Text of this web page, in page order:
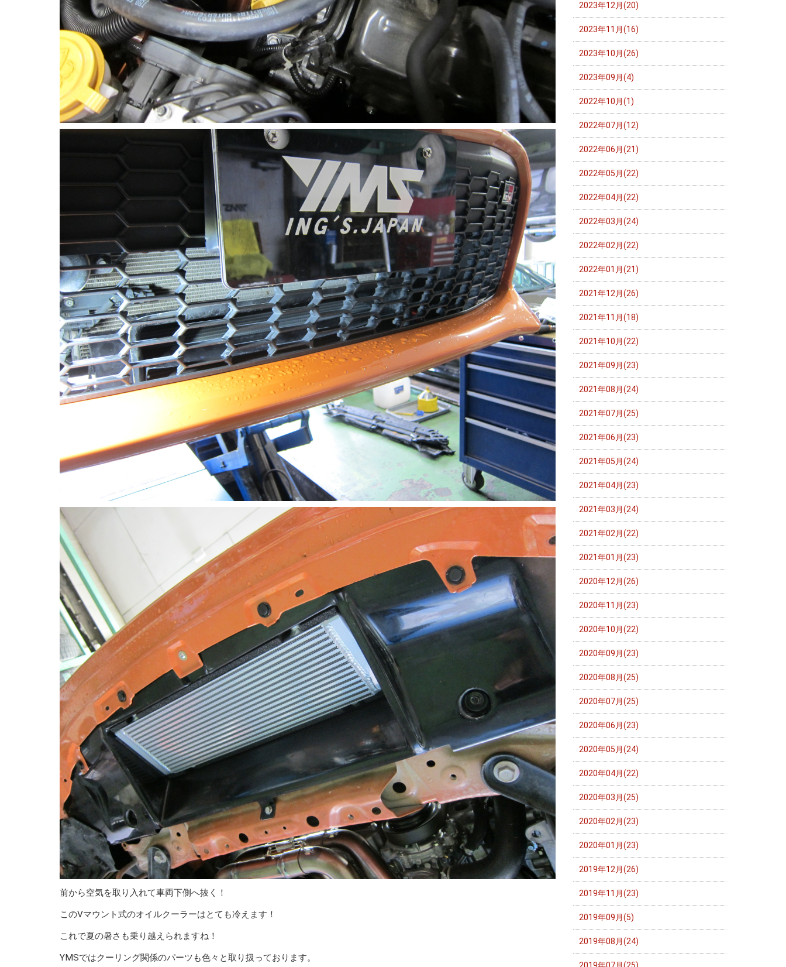
前から空気を取り入れて車両下側へ抜く！
このVマウント式のオイルクーラーはとても冷えます！
これで夏の暑さも乗り越えられますね！
YMSではクーリング関係のパーツも色々と取り扱っております。
2023年12月(20)
2023年11月(16)
2023年10月(26)
2023年09月(4)
2022年10月(1)
2022年07月(12)
2022年06月(21)
2022年05月(22)
2022年04月(22)
2022年03月(24)
2022年02月(22)
2022年01月(21)
2021年12月(26)
2021年11月(18)
2021年10月(22)
2021年09月(23)
2021年08月(24)
2021年07月(25)
2021年06月(23)
2021年05月(24)
2021年04月(23)
2021年03月(24)
2021年02月(22)
2021年01月(23)
2020年12月(26)
2020年11月(23)
2020年10月(22)
2020年09月(23)
2020年08月(25)
2020年07月(25)
2020年06月(23)
2020年05月(24)
2020年04月(22)
2020年03月(25)
2020年02月(23)
2020年01月(23)
2019年12月(26)
2019年11月(23)
2019年09月(5)
2019年08月(24)